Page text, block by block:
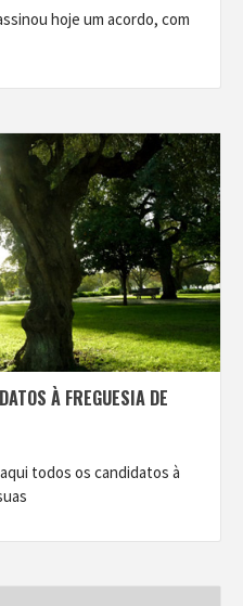
hoje um acordo, com
À FREGUESIA DE
todos os candidatos à